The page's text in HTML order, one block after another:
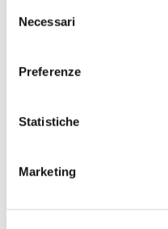
delNecessari
Preferenze
Statistiche
Marketing